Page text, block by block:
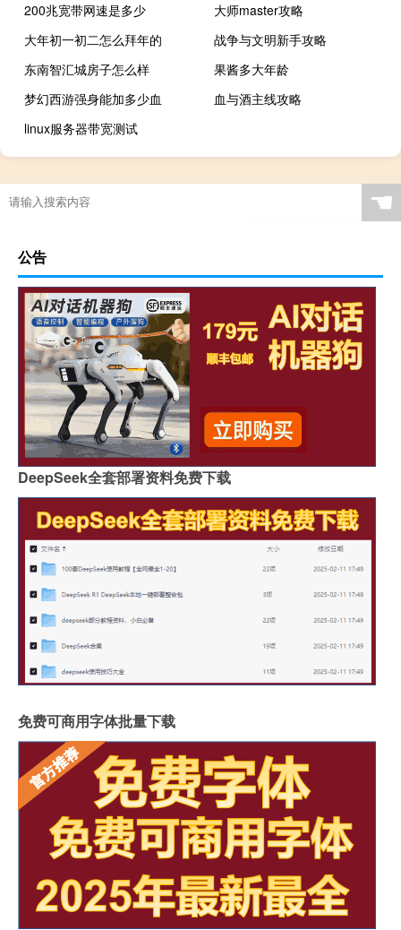
200兆宽带网速是多少
大师master攻略
大年初一初二怎么拜年的
战争与文明新手攻略
东南智汇城房子怎么样
果酱多大年龄
梦幻西游强身能加多少血
血与酒主线攻略
linux服务器带宽测试
☚
公告
DeepSeek全套部署资料免费下载
免费可商用字体批量下载